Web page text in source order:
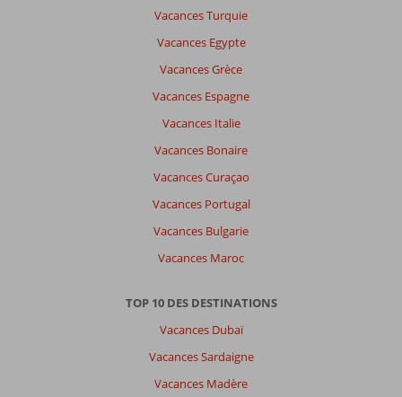
Vacances Turquie
Vacances Egypte
Vacances Grèce
Vacances Espagne
Vacances Italie
Vacances Bonaire
Vacances Curaçao
Vacances Portugal
Vacances Bulgarie
Vacances Maroc
TOP 10 DES DESTINATIONS
Vacances Dubaï
Vacances Sardaigne
Vacances Madère